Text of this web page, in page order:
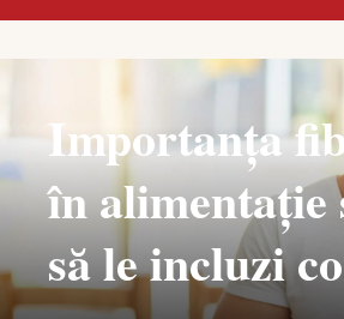
Importanța
în alimentație
să le incluzi